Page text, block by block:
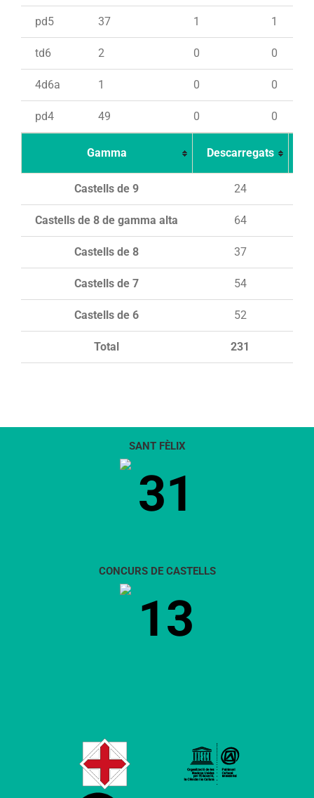
pd5 37 1 1
td6 2 0 0
4d6a 1 0 0
pd4 49 0 0
Gamma Descarregats
Total 231
Castells de 9 24
Castells de 8 de gamma alta 64
Castells de 8 37
Castells de 7 54
Castells de 6 52
SANT FÈLIX
31
CONCURS DE CASTELLS
13